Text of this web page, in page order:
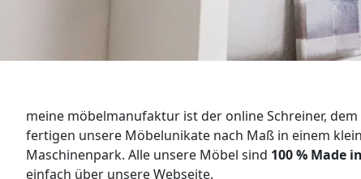
meine möbelmanufaktur ist der online Schreiner,
fertigen unsere Möbelunikate nach Maß in einem
Maschinenpark. Alle unsere Möbel sind 100 % Made
einfach über unsere Webseite.
ALLE ANZEIGEN